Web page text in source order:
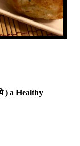
) a Healthy